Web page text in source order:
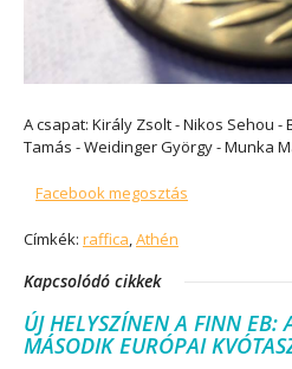
A csapat: Király Zsolt - Nikos Sehou -
Tamás - Weidinger György - Munka
Facebook megosztás
Címkék: raffica,Athén
Kapcsolódó cikkek
ÚJ HELYSZÍNEN A FINN EB:
MÁSODIK EURÓPAI